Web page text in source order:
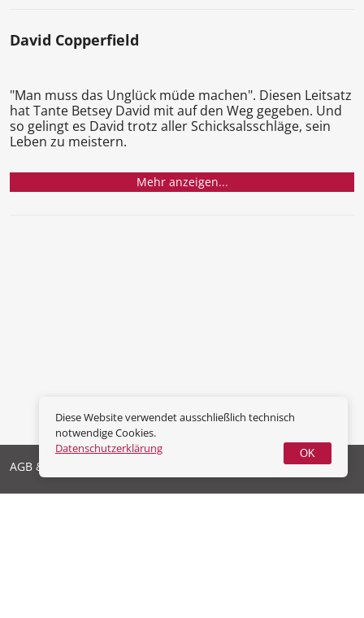
David Copperfield
"Man muss das Unglück müde machen". Diesen Leitsatz
hat Tante Betsey David mit auf den Weg gegeben. Und
so gelingt es David trotz aller Schicksalsschläge, sein
Leben zu meistern.
Mehr anzeigen...
AGB & Widerrufsrecht
Diese Website verwendet ausschließlich technisch
notwendige Cookies.
Datenschutzerklärung
OK